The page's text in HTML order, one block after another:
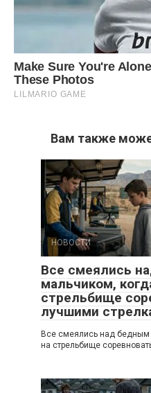
Вам также
НОВОСТИ
Все смеялись
мальчиком,
стрельбище
лучшими
Все смеялись над
на стрельбище